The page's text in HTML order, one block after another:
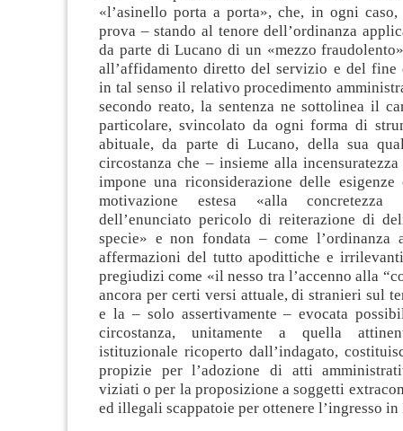
«l’asinello porta a porta», che, in ogni caso,
prova – stando al tenore dell’ordinanza
da parte di Lucano di un «mezzo
all’affidamento diretto del servizio e del fine
in tal senso il relativo procedimento
secondo reato, la sentenza ne sottolinea il
particolare, svincolato da ogni forma di
abituale, da parte di Lucano, della sua
circostanza che – insieme alla
impone una riconsiderazione delle
motivazione estesa «alla concretezza
dell’enunciato pericolo di reiterazione di
specie» e non fondata – come l’ordinanza
affermazioni del tutto apodittiche e
pregiudizi come «il nesso tra l’accenno alla
ancora per certi versi attuale, di stranieri sul
e la – solo assertivamente – evocata
circostanza, unitamente a quella
istituzionale ricoperto dall’indagato,
propizie per l’adozione di atti
viziati o per la proposizione a soggetti
ed illegali scappatoie per ottenere l’ingresso